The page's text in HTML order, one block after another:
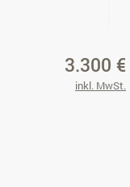
3.300 €
inkl. MwSt.